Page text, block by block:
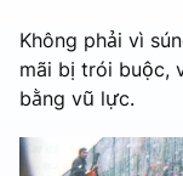
Không phải vì
mãi bị trói buộc,
bằng vũ lực.